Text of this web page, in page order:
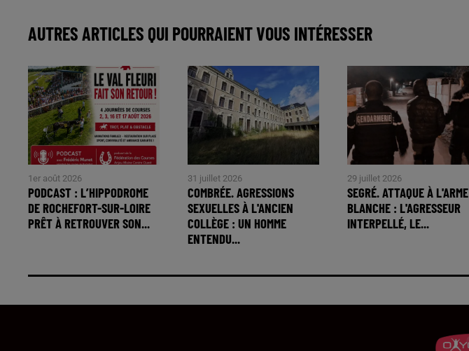
AUTRES ARTICLES QUI POURRAIENT VOUS INTÉRESSER
1er août 2026
PODCAST : L’HIPPODROME
DE ROCHEFORT-SUR-LOIRE
PRÊT À RETROUVER SON...
31 juillet 2026
COMBRÉE. AGRESSIONS
SEXUELLES À L'ANCIEN
COLLÈGE : UN HOMME
ENTENDU...
29 juillet 2026
SEGRÉ. ATTAQUE À L'ARME
BLANCHE : L'AGRESSEUR
INTERPELLÉ, LE...